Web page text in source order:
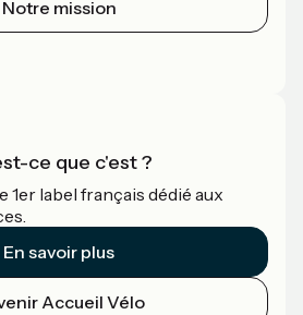
Notre mission
ce que c'est ?
1er label français dédié aux
En savoir plus
Accueil Vélo